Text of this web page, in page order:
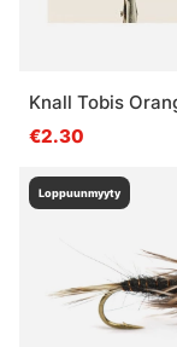
Knall Tobis
€2.30
Loppuunmyyty